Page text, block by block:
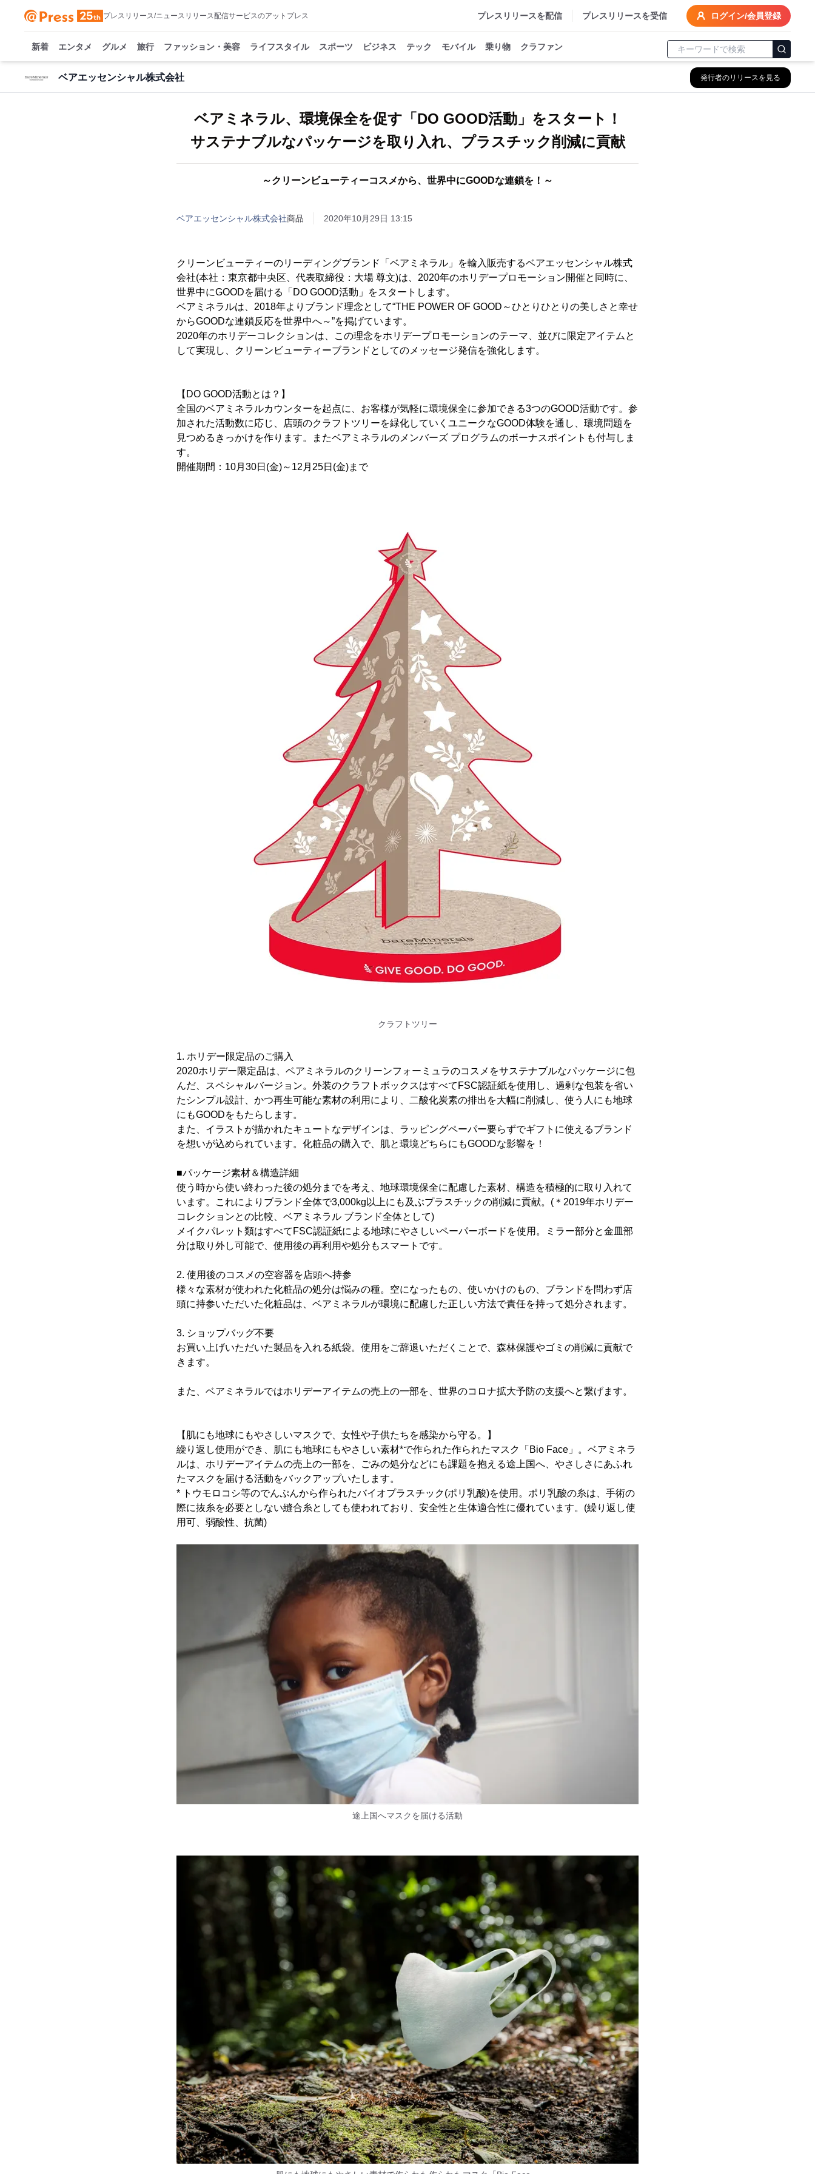
プレスリリース/ニュースリリース配信サービスのアットプレス プレスリリースを配信 プレスリリースを受信 ログイン/会員登録
新着 エンタメ グルメ 旅行 ファッション・美容 ライフスタイル スポーツ ビジネス テック モバイル 乗り物 クラファン
ベアエッセンシャル株式会社 発行者のリリースを見る
ベアミネラル、環境保全を促す「DO GOOD活動」をスタート！
サステナブルなパッケージを取り入れ、プラスチック削減に貢献
～クリーンビューティーコスメから、世界中にGOODな連鎖を！～
ベアエッセンシャル株式会社商品 2020年10月29日 13:15
クリーンビューティーのリーディングブランド「ベアミネラル」を輸入販売するベアエッセンシャル株式
会社(本社：東京都中央区、代表取締役：大場 尊文)は、2020年のホリデープロモーション開催と同時に、
世界中にGOODを届ける「DO GOOD活動」をスタートします。
ベアミネラルは、2018年よりブランド理念として“THE POWER OF GOOD～ひとりひとりの美しさと幸せ
からGOODな連鎖反応を世界中へ～”を掲げています。
2020年のホリデーコレクションは、この理念をホリデープロモーションのテーマ、並びに限定アイテムと
して実現し、クリーンビューティーブランドとしてのメッセージ発信を強化します。
【DO GOOD活動とは？】
全国のベアミネラルカウンターを起点に、お客様が気軽に環境保全に参加できる3つのGOOD活動です。参
加された活動数に応じ、店頭のクラフトツリーを緑化していくユニークなGOOD体験を通し、環境問題を
見つめるきっかけを作ります。またベアミネラルのメンバーズ プログラムのボーナスポイントも付与しま
す。
開催期間：10月30日(金)～12月25日(金)まで
クラフトツリー
1. ホリデー限定品のご購入
2020ホリデー限定品は、ベアミネラルのクリーンフォーミュラのコスメをサステナブルなパッケージに包
んだ、スペシャルバージョン。外装のクラフトボックスはすべてFSC認証紙を使用し、過剰な包装を省い
たシンプル設計、かつ再生可能な素材の利用により、二酸化炭素の排出を大幅に削減し、使う人にも地球
にもGOODをもたらします。
また、イラストが描かれたキュートなデザインは、ラッピングペーパー要らずでギフトに使えるブランド
を想いが込められています。化粧品の購入で、肌と環境どちらにもGOODな影響を！
■パッケージ素材＆構造詳細
使う時から使い終わった後の処分までを考え、地球環境保全に配慮した素材、構造を積極的に取り入れて
います。これによりブランド全体で3,000kg以上にも及ぶプラスチックの削減に貢献。(＊2019年ホリデー
コレクションとの比較、ベアミネラル ブランド全体として)
メイクパレット類はすべてFSC認証紙による地球にやさしいペーパーボードを使用。ミラー部分と金皿部
分は取り外し可能で、使用後の再利用や処分もスマートです。
2. 使用後のコスメの空容器を店頭へ持参
様々な素材が使われた化粧品の処分は悩みの種。空になったもの、使いかけのもの、ブランドを問わず店
頭に持参いただいた化粧品は、ベアミネラルが環境に配慮した正しい方法で責任を持って処分されます。
3. ショップバッグ不要
お買い上げいただいた製品を入れる紙袋。使用をご辞退いただくことで、森林保護やゴミの削減に貢献で
きます。
また、ベアミネラルではホリデーアイテムの売上の一部を、世界のコロナ拡大予防の支援へと繋げます。
【肌にも地球にもやさしいマスクで、女性や子供たちを感染から守る。】
繰り返し使用ができ、肌にも地球にもやさしい素材*で作られた作られたマスク「Bio Face」。ベアミネラ
ルは、ホリデーアイテムの売上の一部を、ごみの処分などにも課題を抱える途上国へ、やさしさにあふれ
たマスクを届ける活動をバックアップいたします。
* トウモロコシ等のでんぷんから作られたバイオプラスチック(ポリ乳酸)を使用。ポリ乳酸の糸は、手術の
際に抜糸を必要としない縫合糸としても使われており、安全性と生体適合性に優れています。(繰り返し使
用可、弱酸性、抗菌)
途上国へマスクを届ける活動